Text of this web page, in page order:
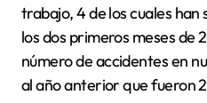
trabajo, 4 de los cuales han
los dos primeros meses de
número de accidentes en
al año anterior que fueron